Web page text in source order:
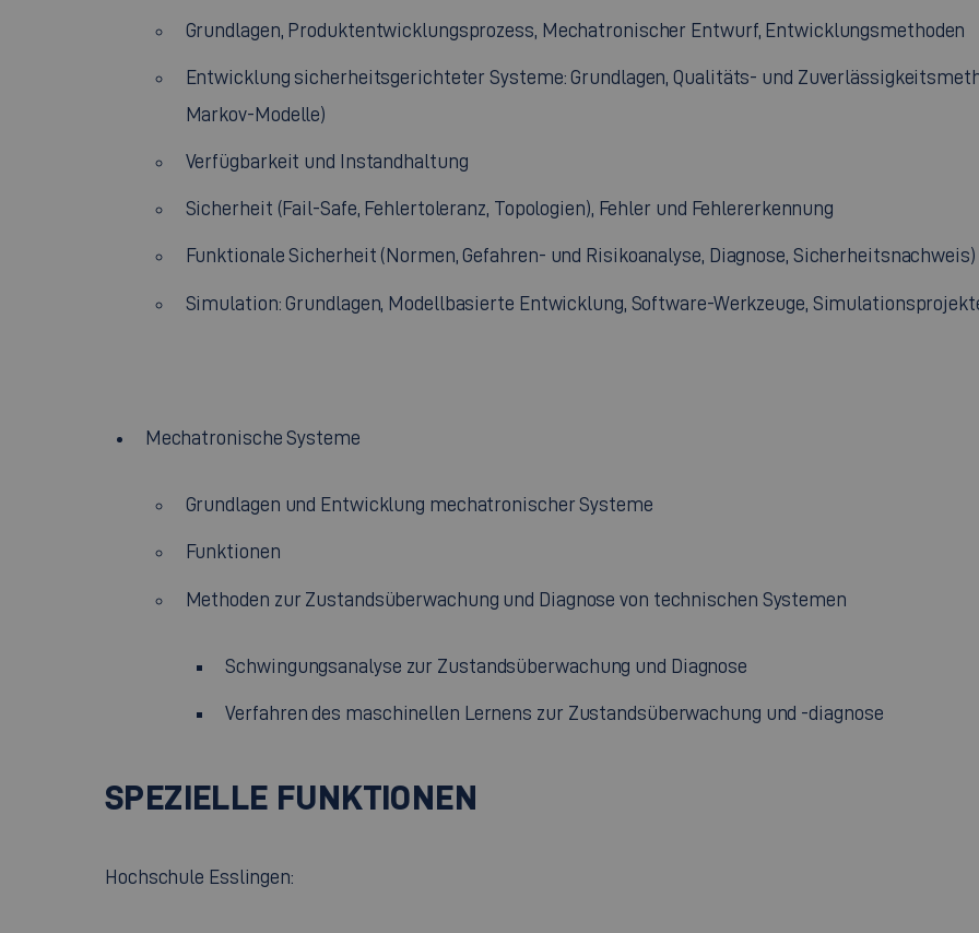
Grundlagen, Produktentwicklungsprozess, Mechatronischer Entwurf, Entwicklungsmethoden
Entwicklung sicherheitsgerichteter Systeme: Grundlagen, Qualitäts- und
Markov-Modelle)
Verfügbarkeit und Instandhaltung
Sicherheit (Fail-Safe, Fehlertoleranz, Topologien), Fehler und Fehlererkennung
Funktionale Sicherheit (Normen, Gefahren- und Risikoanalyse, Diagnose, Sicherheitsnachweis)
Simulation: Grundlagen, Modellbasierte Entwicklung, Software-Werkzeuge,
Mechatronische Systeme
Grundlagen und Entwicklung mechatronischer Systeme
Funktionen
Methoden zur Zustandsüberwachung und Diagnose von technischen Systemen
Schwingungsanalyse zur Zustandsüberwachung und Diagnose
Verfahren des maschinellen Lernens zur Zustandsüberwachung und -diagnose
SPEZIELLE FUNKTIONEN
Hochschule Esslingen: